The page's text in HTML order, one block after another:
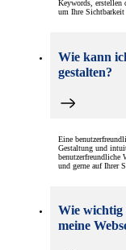
Keywords, erstellen
um Ihre Sichtbarkeit
Wie kann
gestalten?
Eine
Gestaltung und
benutzerfreundliche
und gerne auf Ihrer
Wie
meine